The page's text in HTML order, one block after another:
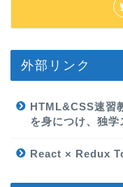
外部リンク
HTML&CSS速習
を身につけ、独学
React × Redux